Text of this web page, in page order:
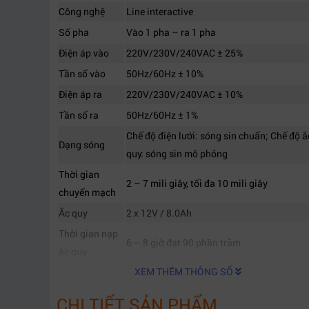
Công nghệ
Line interactive
Số pha
Vào 1 pha – ra 1 pha
Điện áp vào
220V/230V/240VAC ± 25%
Tần số vào
50Hz/60Hz ± 10%
Điện áp ra
220V/230V/240VAC ± 10%
Tần số ra
50Hz/60Hz ± 1%
Dạng sóng
Chế độ điện lưới: sóng sin chuẩn; Chế độ
quy: sóng sin mô phỏng
Thời gian
chuyển mạch
2 – 7 mili giây, tối đa 10 mili giây
Ắc quy
2 x 12V / 8.0Ah
Thời gian nạp
6 – 8 giờ đạt 90 phần trăm
Không vượt quá 45 dB
125 x 400 x 220 milimét
XEM THÊM THÔNG SỐ